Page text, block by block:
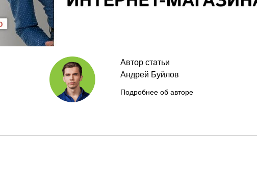
Автор статьи
Андрей Буйлов
Подробнее об авторе